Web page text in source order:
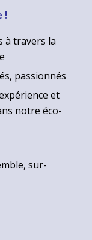
!
à travers la
passionnés
et
notre éco-
sur-